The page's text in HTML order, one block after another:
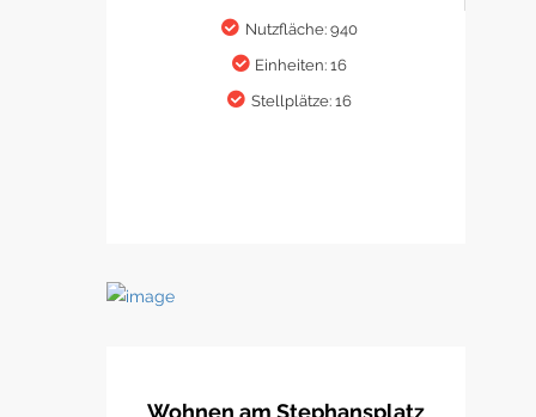
Nutzfläche: 940
Einheiten: 16
Stellplätze: 16
Wohnen am Stephansplatz